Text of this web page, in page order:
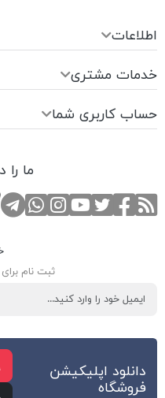
اطلاعات
خدمات مشتری
حساب کاربری شما
ما را
RSSصفحه
صفحه
کانال
صفحه
ثبت نام
دانلود اپلیکیشن
فروشگاه